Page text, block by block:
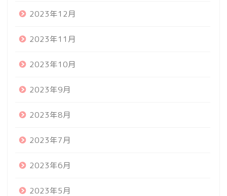
2023年12月
2023年11月
2023年10月
2023年9月
2023年8月
2023年7月
2023年6月
2023年5月